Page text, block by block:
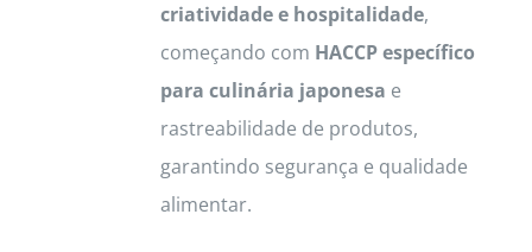
criatividade e hospitalidade,
começando com HACCP específico
para culinária japonesa e
rastreabilidade de produtos,
garantindo segurança e qualidade
alimentar.